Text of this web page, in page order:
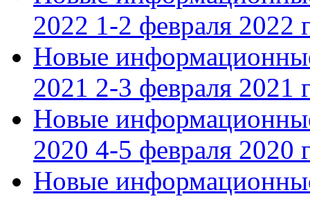
2022 1-2 февраля 2022
Новые
2021 2-3 февраля 2021
Новые
2020 4-5 февраля 2020
Новые